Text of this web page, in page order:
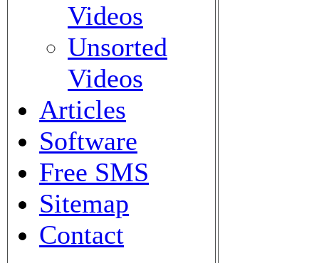
Videos
Unsorted
Videos
Articles
Software
Free SMS
Sitemap
Contact